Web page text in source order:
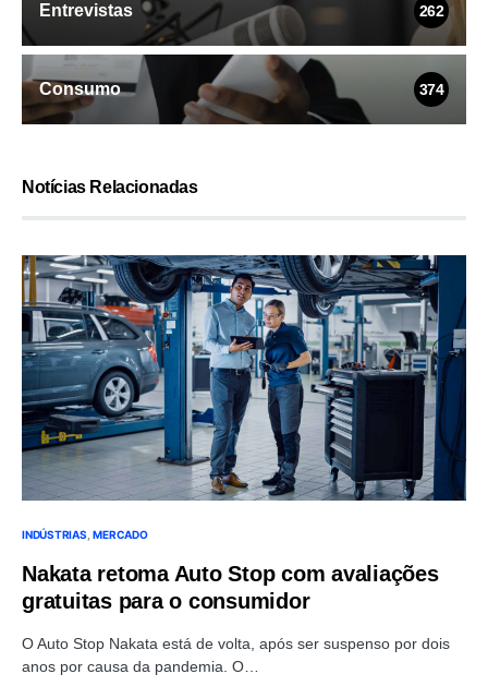
Entrevistas 262
Consumo 374
Notícias Relacionadas
INDÚSTRIAS MERCADO
Nakata retoma Auto Stop com avaliações
gratuitas para o consumidor
O Auto Stop Nakata está de volta, após ser suspenso por dois
anos por causa da pandemia. O…